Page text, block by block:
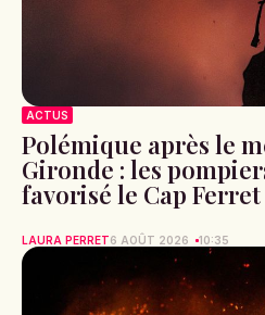
ACTUS
Polémique après le
Gironde : les
favorisé le Cap Ferret
LAURA PERRET6 AOÛT 2026 10:35